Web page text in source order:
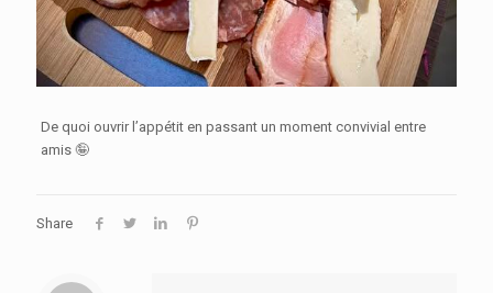
De quoi ouvrir l’appétit en passant un moment convivial entre
amis 🤪
Share